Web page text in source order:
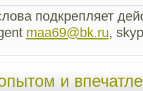
подкрепляет
maa69@bk.ru,
и